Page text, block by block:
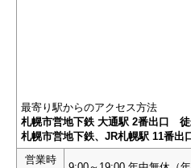
最寄り駅からのアクセス方法
札幌市営地下鉄 大通駅 2番出口
札幌市営地下鉄、JR札幌駅 11番
営業時